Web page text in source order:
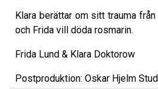
Klara berättar om sitt trauma
och Frida vill döda rosmarin.
Frida Lund & Klara Doktorow
Postproduktion: Oskar Hjelm